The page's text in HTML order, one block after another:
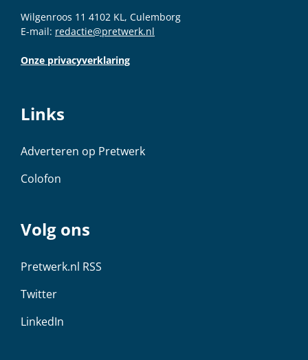
Wilgenroos 11 4102 KL, Culemborg
E-mail: redactie@pretwerk.nl
Onze privacyverklaring
Links
Adverteren op Pretwerk
Colofon
Volg ons
Pretwerk.nl RSS
Twitter
LinkedIn